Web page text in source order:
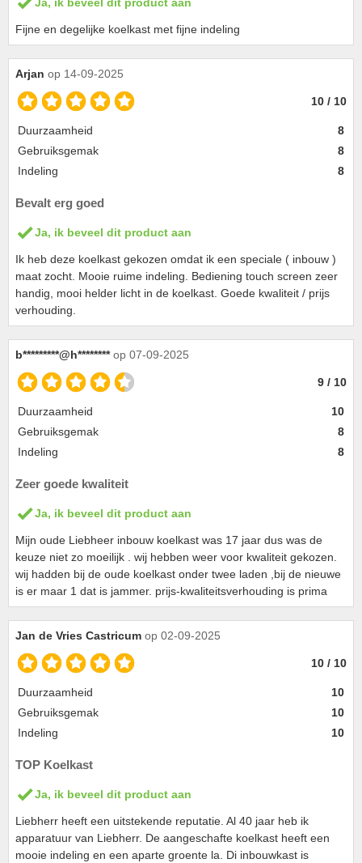
Fijne en degelijke koelkast met fijne indeling
Arjan op 14-09-2025
10 / 10
Duurzaamheid
8
Gebruiksgemak
8
Indeling
8
Bevalt erg goed
Ja, ik beveel dit product aan
Ik heb deze koelkast gekozen omdat ik een speciale ( inbouw )
maat zocht. Mooie ruime indeling. Bediening touch screen zeer
handig, mooi helder licht in de koelkast. Goede kwaliteit / prijs
verhouding.
b*********@h******** op 07-09-2025
9 / 10
Duurzaamheid
10
Gebruiksgemak
8
Indeling
8
Zeer goede kwaliteit
Ja, ik beveel dit product aan
Mijn oude Liebheer inbouw koelkast was 17 jaar dus was de
keuze niet zo moeilijk . wij hebben weer voor kwaliteit gekozen.
wij hadden bij de oude koelkast onder twee laden ,bij de nieuwe
is er maar 1 dat is jammer. prijs-kwaliteitsverhouding is prima
Jan de Vries Castricum op 02-09-2025
10 / 10
Duurzaamheid
10
Gebruiksgemak
10
Indeling
10
TOP Koelkast
Ja, ik beveel dit product aan
Liebherr heeft een uitstekende reputatie. Al 40 jaar heb ik
apparatuur van Liebherr. De aangeschafte koelkast heeft een
mooie indeling en een aparte groente la. Di inbouwkast is